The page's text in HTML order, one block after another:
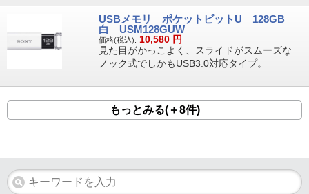
USBメモリ ポケットビットU 128GB
白 USM128GUW
価格(税込): 10,580 円
見た目がかっこよく、スライドがスムーズな
ノック式でしかもUSB3.0対応タイプ。
もっとみる(＋8件)